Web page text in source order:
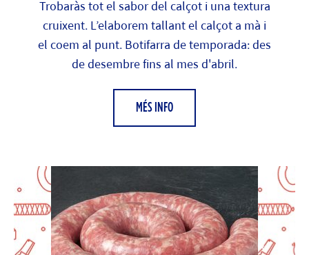
Trobaràs tot el sabor del calçot i una textura
cruixent. L’elaborem tallant el calçot a mà i
el coem al punt. Botifarra de temporada: des
de desembre fins al mes d'abril.
MÉS INFO